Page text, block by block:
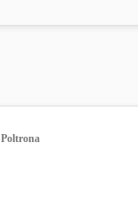
Poltrona